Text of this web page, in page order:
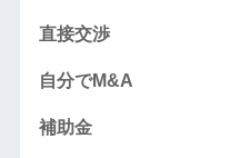
直接交渉
自分でM&A
補助金